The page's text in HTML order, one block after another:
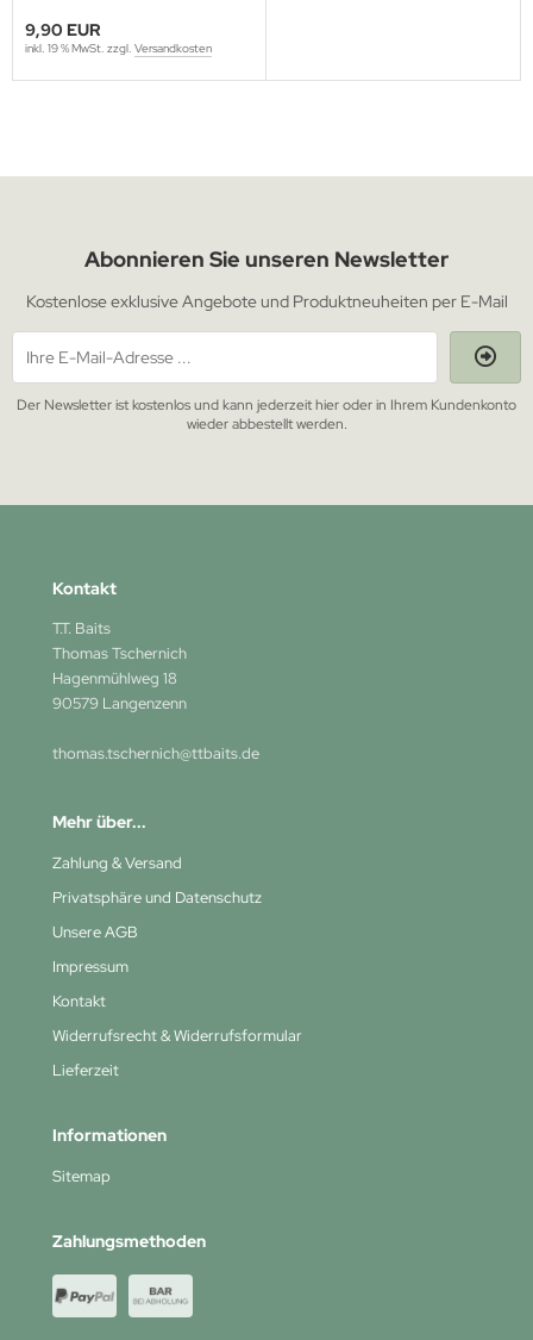
9,90 EUR
inkl. 19 % MwSt. zzgl. Versandkosten
Abonnieren Sie unseren Newsletter
Kostenlose exklusive Angebote und Produktneuheiten per E-Mail
Der Newsletter ist kostenlos und kann jederzeit hier oder in Ihrem Kundenkonto
wieder abbestellt werden.
Kontakt
T.T. Baits
Thomas Tschernich
Hagenmühlweg 18
90579 Langenzenn
thomas.tschernich@ttbaits.de
Mehr über...
Zahlung & Versand
Privatsphäre und Datenschutz
Unsere AGB
Impressum
Kontakt
Widerrufsrecht & Widerrufsformular
Lieferzeit
Informationen
Sitemap
Zahlungsmethoden